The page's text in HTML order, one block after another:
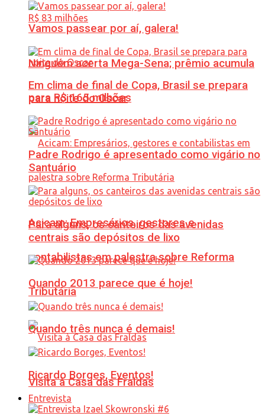
Ninguém acerta Mega-Sena; prêmio acumula
para R$ 165 milhões
Acicam: Empresários, gestores e
contabilistas em palestra sobre Reforma
Tributária
Visita à Casa das Fraldas
Vamos passear por aí, galera!
Em clima de final de Copa, Brasil se prepara
para noite do Oscar
Padre Rodrigo é apresentado como vigário no
Santuário
Para alguns, os canteiros das avenidas
centrais são depósitos de lixo
Quando 2013 parece que é hoje!
Quando três nunca é demais!
Ricardo Borges, Eventos!
Entrevista